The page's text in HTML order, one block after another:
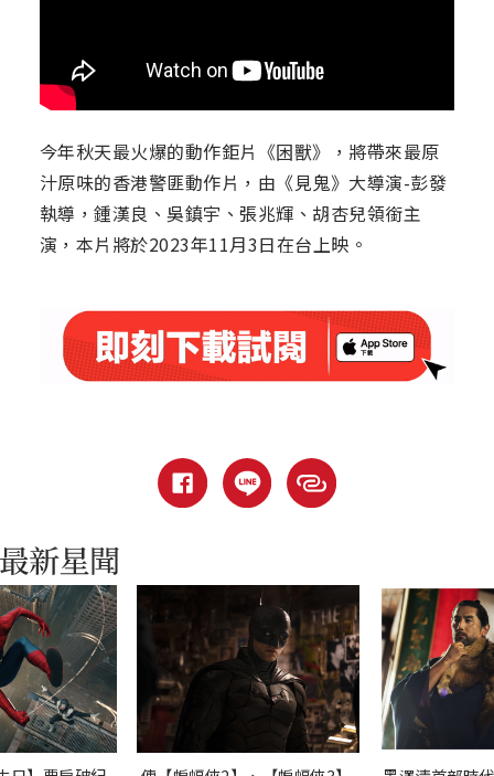
今年秋天最火爆的動作鉅片《困獸》，將帶來最原
汁原味的香港警匪動作片，由《見鬼》大導演-彭發
執導，鍾漢良、吳鎮宇、張兆輝、胡杏兒領銜主
演，本片將於2023年11月3日在台上映。